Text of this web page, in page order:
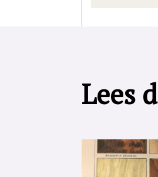
Lees